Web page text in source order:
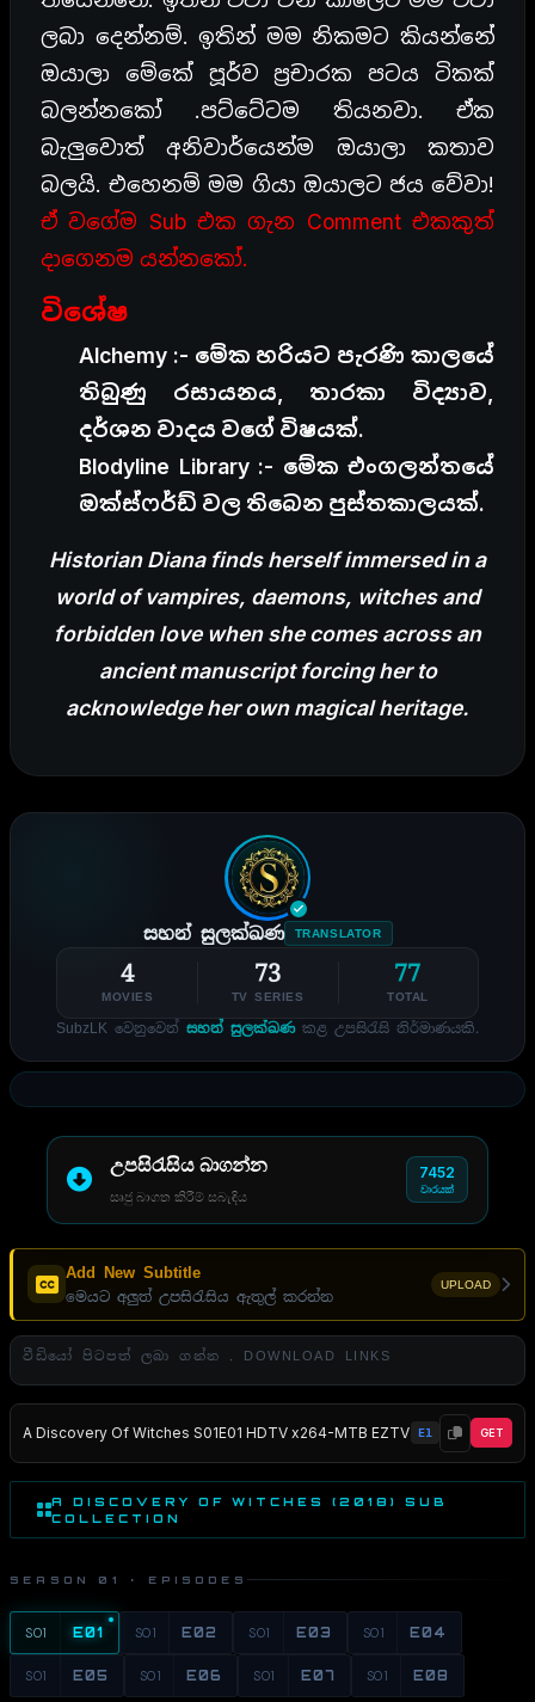
ලබා දෙන්නම්. ඉතින් මම නිකමට කියන්නේ
ඔයාලා මේකේ පූර්ව ප්‍රචාරක පටය ටිකක්
බලන්නකෝ .පට්ටේටම තියනවා. ඒක
බැලුවොත් අනිවාර්යෙන්ම ඔයාලා කතාව
බලයි. එහෙනම් මම ගියා ඔයාලට ජය වේවා!
ඒ වගේම Sub එක ගැන Comment එකකුත්
දාගෙනම යන්නකෝ.
විශේෂ
Alchemy :- මේක හරියට පැරණි කාලයේ
තිබුණු රසායනය, තාරකා විද්‍යාව,
දර්ශන වාදය වගේ විෂයක්.
Blodyline Library :- මේක එංගලන්තයේ
ඔක්ස්ෆර්ඩ් වල තිබෙන පුස්තකාලයක්.
Historian Diana finds herself immersed in a
world of vampires, daemons, witches and
forbidden love when she comes across an
ancient manuscript forcing her to
acknowledge her own magical heritage.
සහන් සුලක්ඛණ TRANSLATOR
4
MOVIES
73
TV SERIES
77
TOTAL
SubzLK වෙනුවෙන් සහන් සුලක්ඛණකළ උපසිරැසි නිර්මාණයකි.
උපසිරැසිය බාගන්න
සෘජු බාගත කිරීම් සබැඳිය
7452
වාරයක්
Add New Subtitle
මෙයට අලුත් උපසිරැසිය ඇතුල් කරන්න
UPLOAD
වීඩියෝ පිටපත් ලබා ගන්න . DOWNLOAD LINKS
A Discovery Of Witches S01E01 HDTV x264-MTB EZTV E1 GET
A DISCOVERY OF WITCHES (2018) SUB
COLLECTION
SEASON 01 · EPISODES
S01 E01 S01 E02 S01 E03 S01 E04
S01 E05 S01 E06 S01 E07 S01 E08